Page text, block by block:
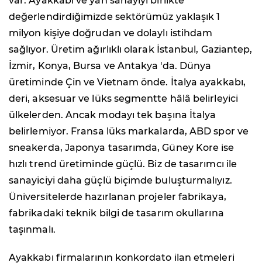
değerlendirdiğimizde sektörümüz yaklaşık 1
milyon kişiye doğrudan ve dolaylı istihdam
sağlıyor. Üretim ağırlıklı olarak İstanbul, Gaziantep,
İzmir, Konya, Bursa ve Antakya 'da. Dünya
üretiminde Çin ve Vietnam önde. ⁠İtalya ayakkabı,
deri, aksesuar ve lüks segmentte hâlâ belirleyici
ülkelerden. Ancak modayı tek başına İtalya
belirlemiyor. Fransa lüks markalarda, ABD spor ve
sneakerda, Japonya tasarımda, Güney Kore ise
hızlı trend üretiminde güçlü. Biz de tasarımcı ile
sanayiciyi daha güçlü biçimde buluşturmalıyız.
Üniversitelerde hazırlanan projeler fabrikaya,
fabrikadaki teknik bilgi de tasarım okullarına
taşınmalı.
Ayakkabı firmalarının konkordato ilan etmeleri